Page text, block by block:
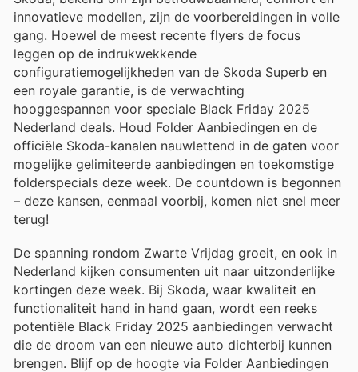
innovatieve modellen, zijn de voorbereidingen in volle
gang. Hoewel de meest recente flyers de focus
leggen op de indrukwekkende
configuratiemogelijkheden van de Skoda Superb en
een royale garantie, is de verwachting
hooggespannen voor speciale Black Friday 2025
Nederland deals. Houd Folder Aanbiedingen en de
officiële Skoda-kanalen nauwlettend in de gaten voor
mogelijke gelimiteerde aanbiedingen en toekomstige
folderspecials deze week. De countdown is begonnen
– deze kansen, eenmaal voorbij, komen niet snel meer
terug!
De spanning rondom Zwarte Vrijdag groeit, en ook in
Nederland kijken consumenten uit naar uitzonderlijke
kortingen deze week. Bij Skoda, waar kwaliteit en
functionaliteit hand in hand gaan, wordt een reeks
potentiële Black Friday 2025 aanbiedingen verwacht
die de droom van een nieuwe auto dichterbij kunnen
brengen. Blijf op de hoogte via Folder Aanbiedingen